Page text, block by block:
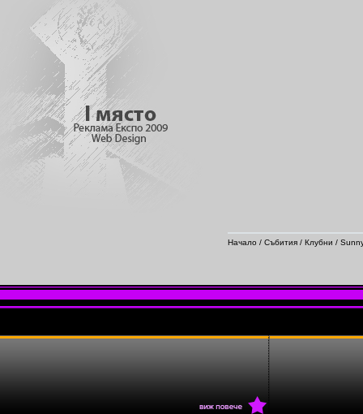
Начало / Събития / Клубни /